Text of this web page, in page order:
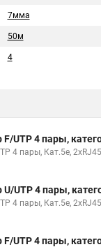
7мма
50м
4
4 пары,
4 пары, Кат.5е,
UTP 4 пары,
4 пары, Кат.5е,
4 пары,